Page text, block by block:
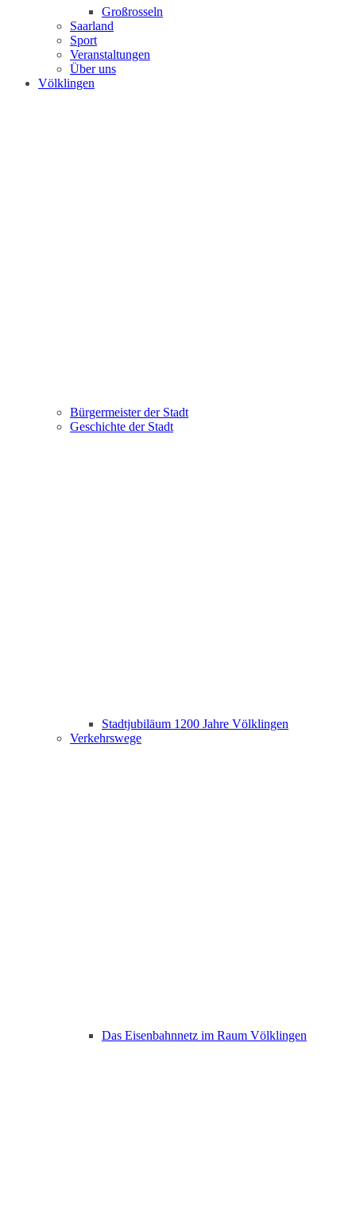
Großrosseln
Saarland
Sport
Veranstaltungen
Über uns
Völklingen
Bürgermeister der Stadt
Geschichte der Stadt
Stadtjubiläum 1200 Jahre Völklingen
Verkehrswege
Das Eisenbahnnetz im Raum Völklingen